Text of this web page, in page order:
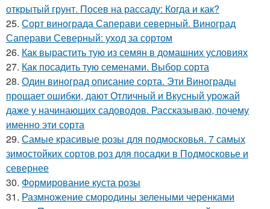
открытый грунт. Посев на рассаду: Когда и как?
25. Сорт винограда Саперави северный. Виноград
Саперави Северный: уход за сортом
26. Как вырастить тую из семян в домашних условиях
27. Как посадить тую семенами. Выбор сорта
28. Один виноград описание сорта. Эти Винограды
прощает ошибки, дают Отличный и Вкусный урожай
даже у начинающих садоводов. Рассказываю, почему
именно эти сорта
29. Самые красивые розы для подмосковья. 7 самых
зимостойких сортов роз для посадки в Подмосковье и
севернее
30. Формирование куста розы
31. Размножение смородины зелеными черенками